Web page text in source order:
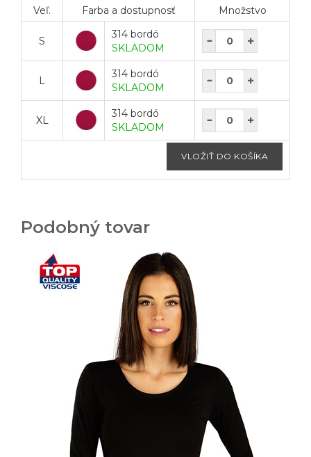
Veľ. Farba a dostupnosť Množstvo
S
314 bordó
SKLADOM
L
314 bordó
SKLADOM
XL
314 bordó
SKLADOM
Podobný tovar